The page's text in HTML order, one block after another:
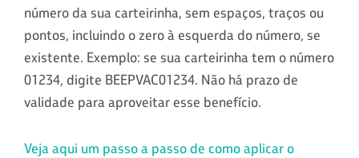
número da sua carteirinha, sem espaços, traços ou
pontos, incluindo o zero à esquerda do número, se
existente. Exemplo: se sua carteirinha tem o número
01234, digite BEEPVAC01234. Não há prazo de
validade para aproveitar esse benefício.
Veja aqui um passo a passo de como aplicar o